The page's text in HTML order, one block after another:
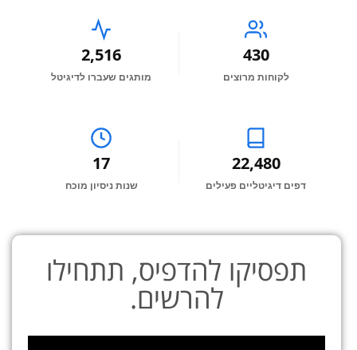
430
לקוחות מרוצים
2,516
מותגים שעברו לדיגיטל
22,480
דפים דיגיטליים פעילים
17
שנות ניסיון מוכח
תפסיקו להדפיס, תתחילו
להרשים.